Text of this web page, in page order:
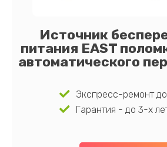
Источник
питания EAST
автоматического
Экспресс-ремонт
Гарантия - до 3-х